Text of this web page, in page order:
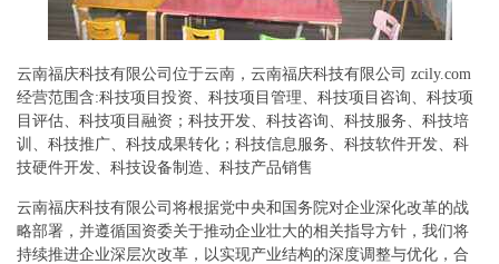
云南福庆科技有限公司位于云南，云南福庆科技有限公司 zcily.com
经营范围含:科技项目投资、科技项目管理、科技项目咨询、科技项
目评估、科技项目融资；科技开发、科技咨询、科技服务、科技培
训、科技推广、科技成果转化；科技信息服务、科技软件开发、科
技硬件开发、科技设备制造、科技产品销售
云南福庆科技有限公司将根据党中央和国务院对企业深化改革的战
略部署，并遵循国资委关于推动企业壮大的相关指导方针，我们将
持续推进企业深层次改革，以实现产业结构的深度调整与优化，合